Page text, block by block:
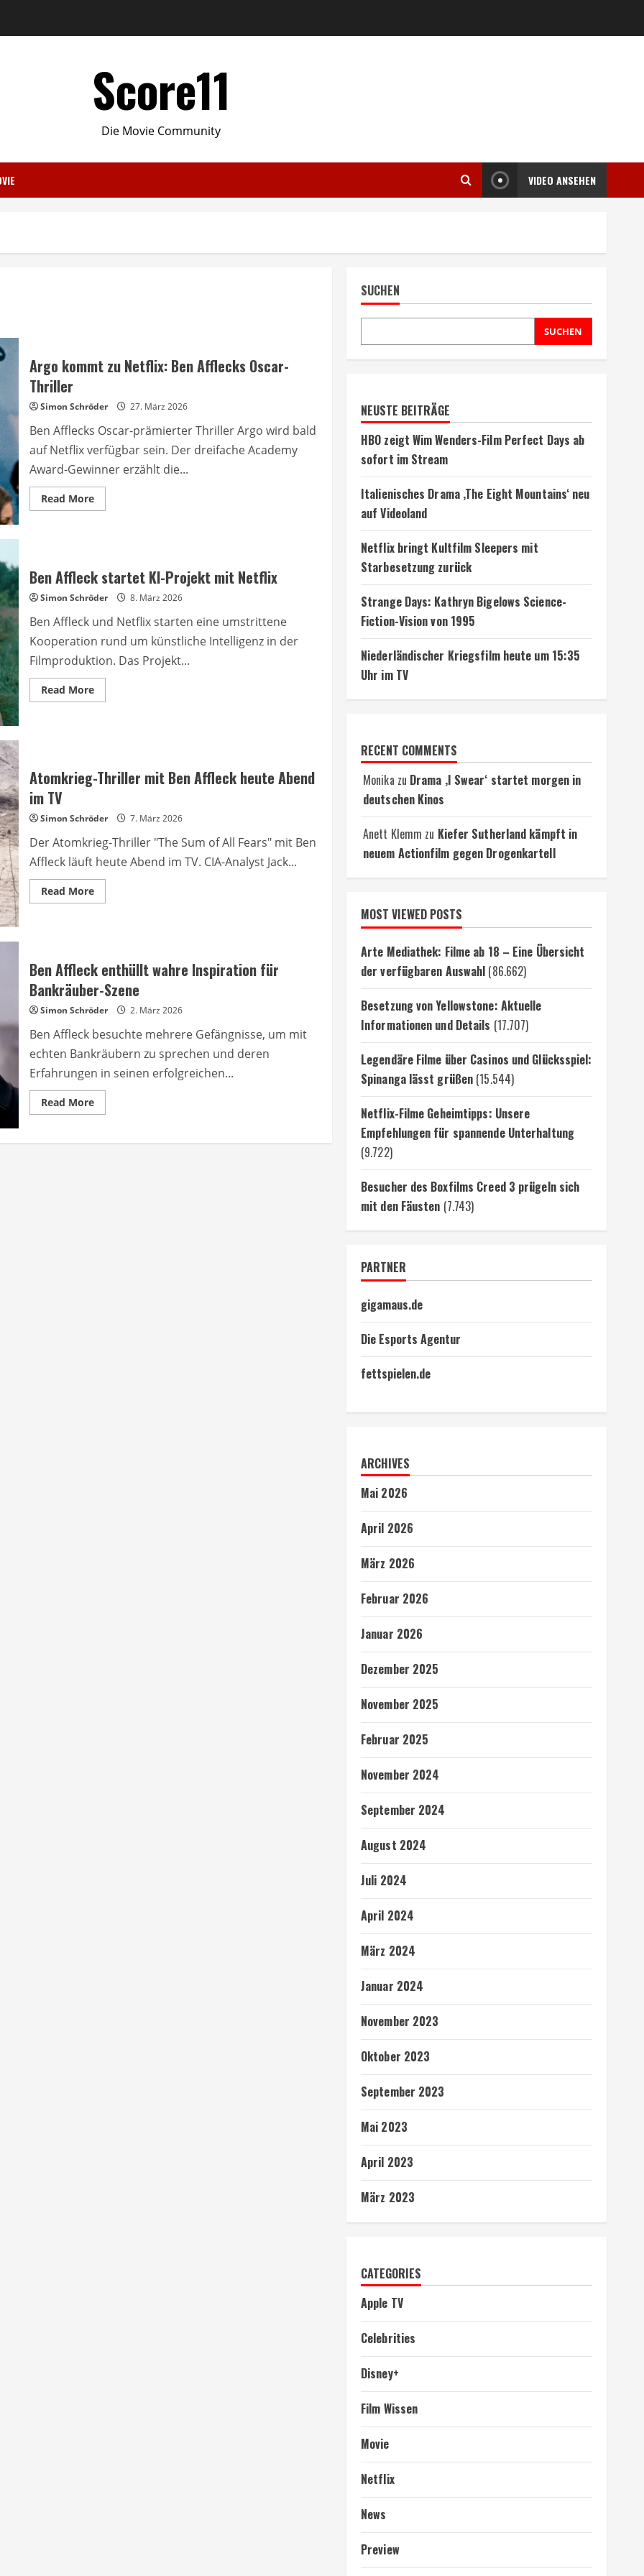
Score11
Die Movie Community
VIDEO ANSEHEN
Argo kommt zu Netflix: Ben Afflecks Oscar-
Thriller
Simon Schröder 27. März 2026
Ben Afflecks Oscar-prämierter Thriller Argo wird bald
auf Netflix verfügbar sein. Der dreifache Academy
Award-Gewinner erzählt die...
Read MoreRead
more
Afflecks
Oscar-
Thriller
Ben Affleck startet KI-Projekt mit Netflix
Simon Schröder 8. März 2026
Ben Affleck und Netflix starten eine umstrittene
Kooperation rund um künstliche Intelligenz in der
Filmproduktion. Das Projekt...
Read MoreRead
more
mit
Netflix
Atomkrieg-Thriller mit Ben Affleck heute Abend
im TV
Simon Schröder 7. März 2026
Der Atomkrieg-Thriller "The Sum of All Fears" mit Ben
Affleck läuft heute Abend im TV. CIA-Analyst Jack...
Read MoreRead
more
Affleck
heute
Abend
im
TV
Ben Affleck enthüllt wahre Inspiration für
Bankräuber-Szene
Simon Schröder 2. März 2026
Ben Affleck besuchte mehrere Gefängnisse, um mit
echten Bankräubern zu sprechen und deren
Erfahrungen in seinen erfolgreichen...
Read MoreRead
more
Affleck
SUCHEN
SUCHEN
NEUSTE BEITRÄGE
HBO zeigt Wim Wenders-Film Perfect Days ab
sofort im Stream
Italienisches Drama ‚The Eight Mountains‘ neu
auf Videoland
Netflix bringt Kultfilm Sleepers mit
Starbesetzung zurück
Strange Days: Kathryn Bigelows Science-
Fiction-Vision von 1995
Niederländischer Kriegsfilm heute um 15:35
Uhr im TV
RECENT COMMENTS
Monika zu Drama ‚I Swear‘ startet morgen in
deutschen Kinos
Anett Klemm zu Kiefer Sutherland kämpft in
neuem Actionfilm gegen Drogenkartell
MOST VIEWED POSTS
Arte Mediathek: Filme ab 18 – Eine Übersicht
der verfügbaren Auswahl (86.662)
Besetzung von Yellowstone: Aktuelle
Informationen und Details (17.707)
Legendäre Filme über Casinos und Glücksspiel:
Spinanga lässt grüßen (15.544)
Netflix-Filme Geheimtipps: Unsere
Empfehlungen für spannende Unterhaltung
(9.722)
Besucher des Boxfilms Creed 3 prügeln sich
mit den Fäusten (7.743)
PARTNER
gigamaus.de
Die Esports Agentur
fettspielen.de
ARCHIVES
Mai 2026
April 2026
März 2026
Februar 2026
Januar 2026
Dezember 2025
November 2025
Februar 2025
November 2024
September 2024
August 2024
Juli 2024
April 2024
März 2024
Januar 2024
November 2023
Oktober 2023
September 2023
Mai 2023
April 2023
März 2023
CATEGORIES
Apple TV
Celebrities
Disney+
Film Wissen
Movie
Netflix
News
Preview